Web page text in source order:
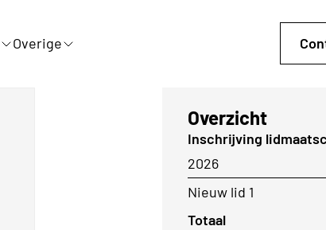
Overige
Overzicht
Inschrijving
2026
Nieuw lid 1
Totaal